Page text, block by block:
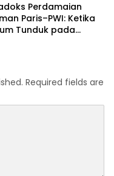
Perdamaian
Paris–PWI: Ketika
Tunduk pada
Required fields are